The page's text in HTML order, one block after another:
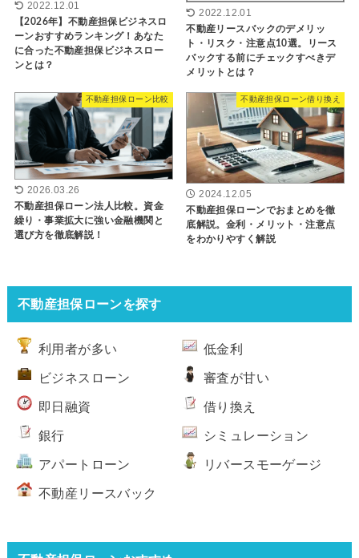
2022.12.01
【2026年】不動産担保ビジネスロ
ーンおすすめランキング！あなた
に合った不動産担保ビジネスロー
ンとは？
2022.12.01
不動産リースバックのデメリッ
ト・リスク・注意点10選。リース
バックする前にチェックすべきデ
メリットとは？
不動産担保ローン比較
2026.03.26
不動産担保ローン法人比較。資金
繰り・事業拡大に強い金融機関と
選び方を徹底解説！
不動産担保ローン借り換え
2024.12.05
不動産担保ローンでおまとめを徹
底解説。金利・メリット・注意点
をわかりやすく解説
不動産担保ローンを探す
利用者が多い 低金利
ビジネスローン 審査が甘い
即日融資 借り換え
銀行 シミュレーション
アパートローン リバースモーゲージ
不動産リースバック